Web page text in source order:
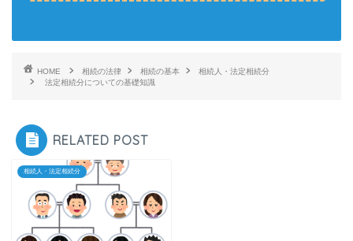
HOME 相続の法律 相続の基本
相続人・法定相続分
法定相続分についての基礎知識
RELATED POST
相続人・法定相続分